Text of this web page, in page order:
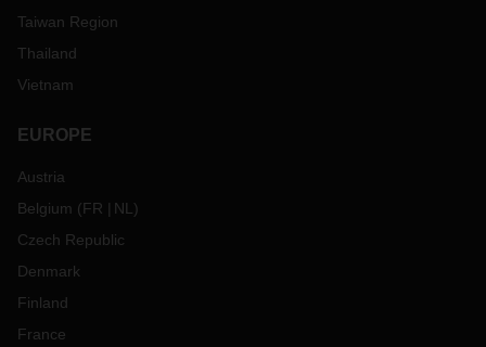
Taiwan Region
Thailand
Vietnam
EUROPE
Austria
Belgium (FR NL )
Czech Republic
Denmark
Finland
France